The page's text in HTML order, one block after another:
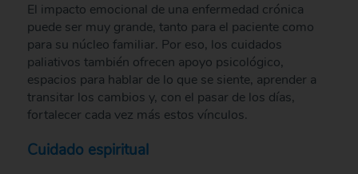
El impacto emocional de una enfermedad crónica
puede ser muy grande, tanto para el paciente como
para su núcleo familiar. Por eso, los cuidados
paliativos también ofrecen apoyo psicológico,
espacios para hablar de lo que se siente, aprender a
transitar los cambios y, con el pasar de los días,
fortalecer cada vez más estos vínculos.
Cuidado espiritual